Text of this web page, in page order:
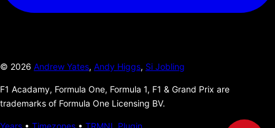
© 2026 Andrew Yates, Andy Higgs, Si Jobling
F1 Acadamy, Formula One, Formula 1, F1 & Grand Prix are
trademarks of Formula One Licensing BV.
Years • Timezones • TRMNL Plugin